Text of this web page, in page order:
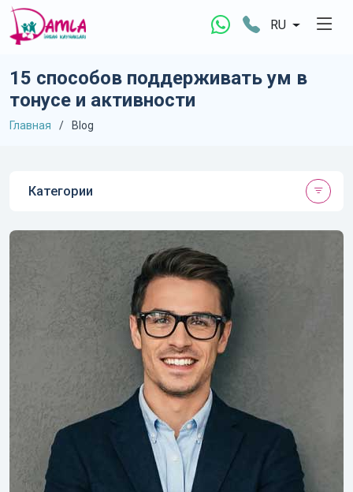
RU
15 способов поддерживать ум в
тонусе и активности
Главная Blog
Категории